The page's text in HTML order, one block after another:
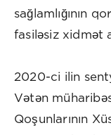
sağlamlığının
fasiləsiz xidmət
2020-ci ilin
Vətən
Qoşunlarının